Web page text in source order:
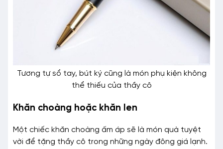
Tương tự sổ tay, bút ký cũng là món phụ kiện không
thể thiếu của thầy cô
Khăn choàng hoặc khăn len
Một chiếc khăn choàng ấm áp sẽ là món quà tuyệt
vời để tặng thầy cô trong những ngày đông giá lạnh.